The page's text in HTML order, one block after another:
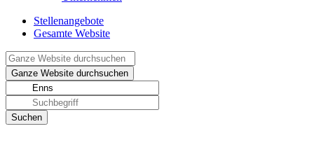
Stellenangebote
Gesamte Website